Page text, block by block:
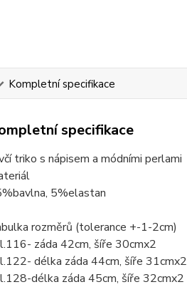
Kompletní specifikace
specifikace
triko s nápisem a módními perlami
5%elastan
rozměrů (tolerance +-1-2cm)
záda 42cm, šíře 30cmx2
délka záda 44cm, šíře 31cmx2
délka záda 45cm, šíře 32cmx2